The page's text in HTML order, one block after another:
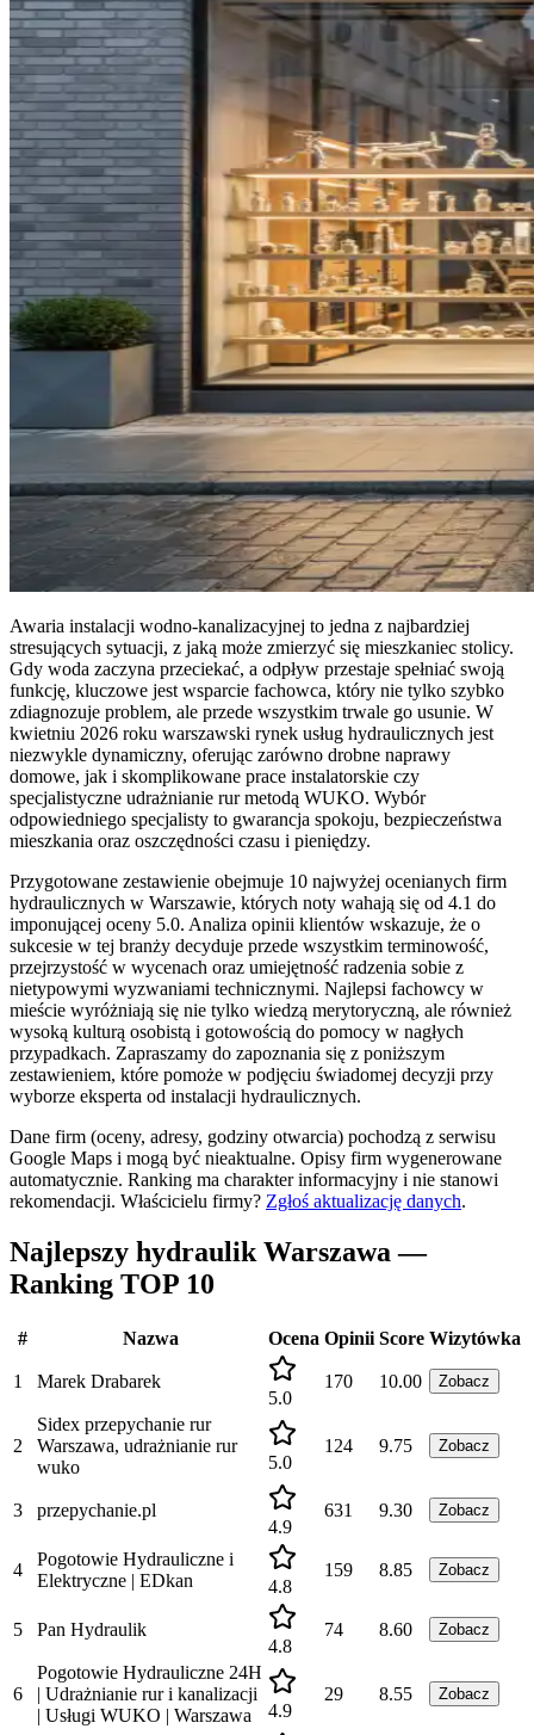
Awaria instalacji wodno-kanalizacyjnej to jedna z najbardziej
stresujących sytuacji, z jaką może zmierzyć się mieszkaniec stolicy.
Gdy woda zaczyna przeciekać, a odpływ przestaje spełniać swoją
funkcję, kluczowe jest wsparcie fachowca, który nie tylko szybko
zdiagnozuje problem, ale przede wszystkim trwale go usunie. W
kwietniu 2026 roku warszawski rynek usług hydraulicznych jest
niezwykle dynamiczny, oferując zarówno drobne naprawy
domowe, jak i skomplikowane prace instalatorskie czy
specjalistyczne udrażnianie rur metodą WUKO. Wybór
odpowiedniego specjalisty to gwarancja spokoju, bezpieczeństwa
mieszkania oraz oszczędności czasu i pieniędzy.
Przygotowane zestawienie obejmuje 10 najwyżej ocenianych firm
hydraulicznych w Warszawie, których noty wahają się od 4.1 do
imponującej oceny 5.0. Analiza opinii klientów wskazuje, że o
sukcesie w tej branży decyduje przede wszystkim terminowość,
przejrzystość w wycenach oraz umiejętność radzenia sobie z
nietypowymi wyzwaniami technicznymi. Najlepsi fachowcy w
mieście wyróżniają się nie tylko wiedzą merytoryczną, ale również
wysoką kulturą osobistą i gotowością do pomocy w nagłych
przypadkach. Zapraszamy do zapoznania się z poniższym
zestawieniem, które pomoże w podjęciu świadomej decyzji przy
wyborze eksperta od instalacji hydraulicznych.
Dane firm (oceny, adresy, godziny otwarcia) pochodzą z serwisu
Google Maps i mogą być nieaktualne. Opisy firm wygenerowane
automatycznie. Ranking ma charakter informacyjny i nie stanowi
rekomendacji. Właścicielu firmy? Zgłoś aktualizację danych.
Najlepszy hydraulik Warszawa —
Ranking TOP 10
# Nazwa Ocena Opinii Score Wizytówka
1
Marek Drabarek
5.0
170 10.00 Zobacz
2
Sidex przepychanie rur
Warszawa, udrażnianie rur
wuko
5.0
124 9.75 Zobacz
3
przepychanie.pl
4.9
631 9.30 Zobacz
4
Pogotowie Hydrauliczne i
Elektryczne | EDkan
4.8
159 8.85 Zobacz
5
Pan Hydraulik
4.8
74 8.60 Zobacz
6
Pogotowie Hydrauliczne 24H
| Udrażnianie rur i kanalizacji
| Usługi WUKO | Warszawa
4.9
29 8.55 Zobacz